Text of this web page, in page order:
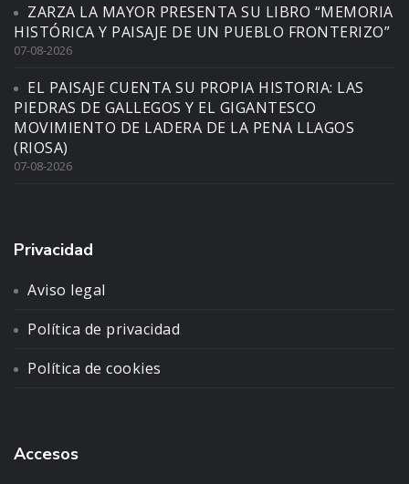
ZARZA LA MAYOR PRESENTA SU LIBRO “MEMORIA
HISTÓRICA Y PAISAJE DE UN PUEBLO FRONTERIZO”
07-08-2026
EL PAISAJE CUENTA SU PROPIA HISTORIA: LAS
PIEDRAS DE GALLEGOS Y EL GIGANTESCO
MOVIMIENTO DE LADERA DE LA PENA LLAGOS
(RIOSA)
07-08-2026
Privacidad
Aviso legal
Política de privacidad
Política de cookies
Accesos